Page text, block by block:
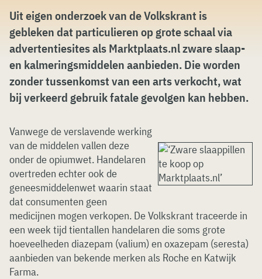
Uit eigen onderzoek van de Volkskrant is
gebleken dat particulieren op grote schaal via
advertentiesites als Marktplaats.nl zware slaap-
en kalmeringsmiddelen aanbieden. Die worden
zonder tussenkomst van een arts verkocht, wat
bij verkeerd gebruik fatale gevolgen kan hebben.
Vanwege de verslavende werking
van de middelen vallen deze
onder de opiumwet. Handelaren
overtreden echter ook de
geneesmiddelenwet waarin staat
dat consumenten geen
medicijnen mogen verkopen. De Volkskrant traceerde in
een week tijd tientallen handelaren die soms grote
hoeveelheden diazepam (valium) en oxazepam (seresta)
aanbieden van bekende merken als Roche en Katwijk
Farma.